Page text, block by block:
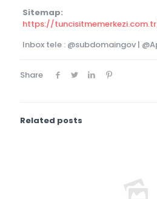
Sitemap:
https://
Inbox tele : @subdomaingov |
Share
Related posts